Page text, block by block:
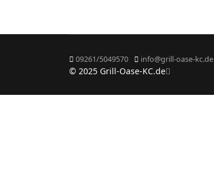
09261/5049570 info@grill-oase-kc.de
© 2025 Grill-Oase-KC.de